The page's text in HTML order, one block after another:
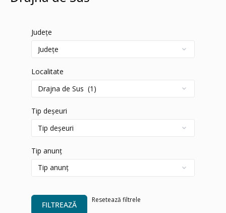
Județe
Localitate
Tip deșeuri
Tip anunț
FILTREAZĂ
Resetează filtrele